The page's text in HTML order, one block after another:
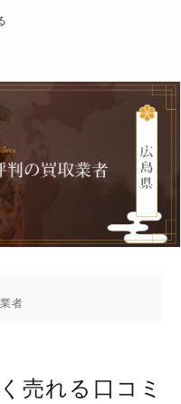
者
売れる口コミ